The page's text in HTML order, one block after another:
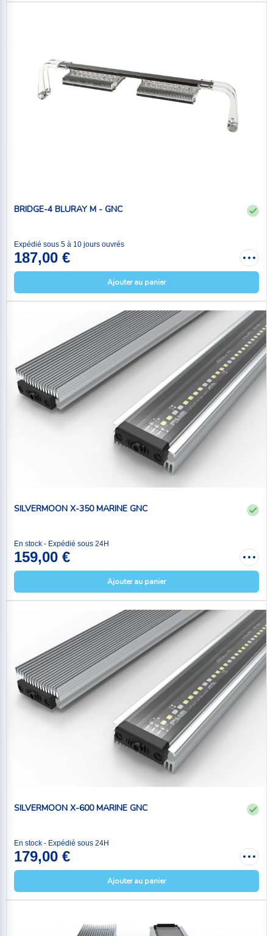
BRIDGE-4 BLURAY M - GNC
Expédié sous 5 à 10 jours ouvrés
187,00 €
Ajouter au panier
SILVERMOON X-350 MARINE GNC
En stock - Expédié sous 24H
159,00 €
Ajouter au panier
SILVERMOON X-600 MARINE GNC
En stock - Expédié sous 24H
179,00 €
Ajouter au panier